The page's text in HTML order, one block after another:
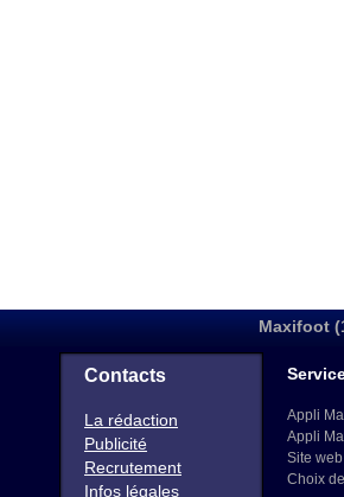
Maxifoot
Contacts
La rédaction
Publicité
Recrutement
Infos légales
Appli
Appli
Site
Choix